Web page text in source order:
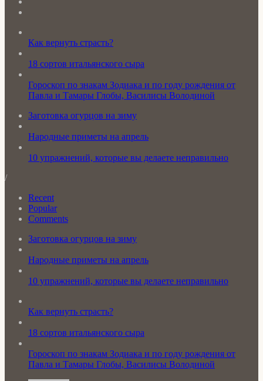
Как вернуть страсть?
18 сортов итальянского сыра
Гороскоп по знакам Зодиака и по году рождения от
Павла и Тамары Глобы, Василисы Володиной
Заготовка огурцов на зиму
Народные приметы на апрель
10 упражнений, которые вы делаете неправильно
/
Recent
Popular
Comments
Заготовка огурцов на зиму
Народные приметы на апрель
10 упражнений, которые вы делаете неправильно
Как вернуть страсть?
18 сортов итальянского сыра
Гороскоп по знакам Зодиака и по году рождения от
Павла и Тамары Глобы, Василисы Володиной